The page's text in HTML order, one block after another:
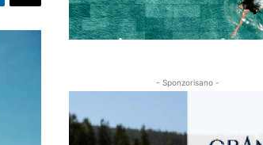
- Sponzorisano -